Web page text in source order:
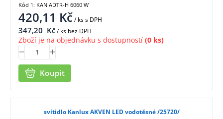
420,11 Kč/ kss DPH
347,20 Kč/ ks bez DPH
Zboží je na objednávku s dostupností (0 ks)
Koupit
Kód 1: KAN ADTR-H 6060 W
svítidlo Kanlux AKVEN LED vodotěsné /25720/